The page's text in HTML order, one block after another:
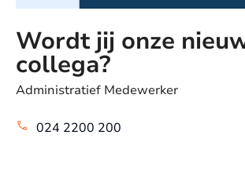
Wordt jij onze
collega?
Administratief Medewerker
024 2200 200